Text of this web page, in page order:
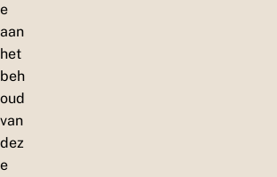
e
aan
het
beh
oud
van
dez
e